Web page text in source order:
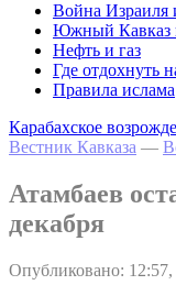
Война Израиля
Южный Кавказ
Нефть и газ
Где отдохнуть
Правила ислама
Карабахское
Вестник Кавказа —
Атамбаев
декабря
Опубликовано: